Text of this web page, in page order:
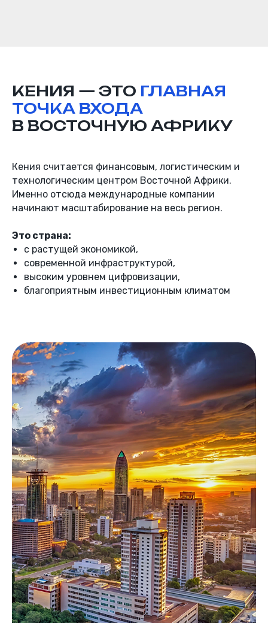
КЕНИЯ — ЭТО ГЛАВНАЯ
ТОЧКА ВХОДА
В ВОСТОЧНУЮ АФРИКУ
Кения считается финансовым, логистическим и
технологическим центром Восточной Африки.
Именно отсюда международные компании
начинают масштабирование на весь регион.
Это страна:
с растущей экономикой,
современной инфраструктурой,
высоким уровнем цифровизации,
благоприятным инвестиционным климатом
ЦЕЛИ
ЭКСПЕДИЦИИ